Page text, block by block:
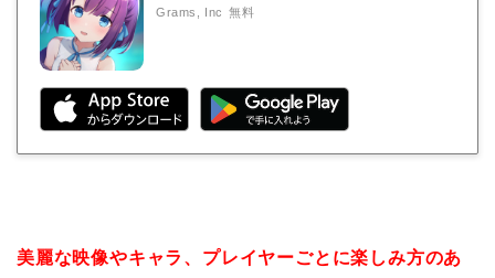
Grams, Inc 無料
美麗な映像やキャラ、プレイヤーごとに楽しみ方のあ